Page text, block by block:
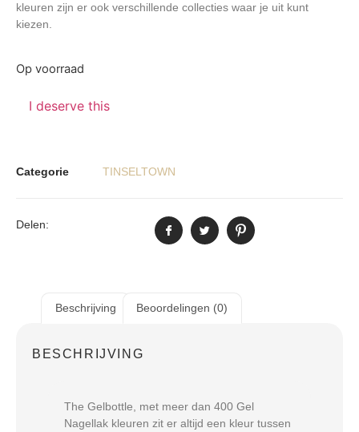
kleuren zijn er ook verschillende collecties waar je uit kunt
kiezen.
Op voorraad
I deserve this
Categorie TINSELTOWN
Delen:
Beschrijving Beoordelingen (0)
BESCHRIJVING
The Gelbottle, met meer dan 400 Gel
Nagellak kleuren zit er altijd een kleur tussen